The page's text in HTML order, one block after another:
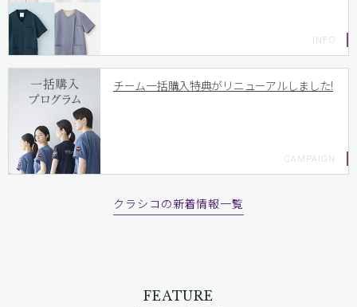
チーム一括購入特典がリニューアルしました!
クラシコの新着情報一覧
FEATURE